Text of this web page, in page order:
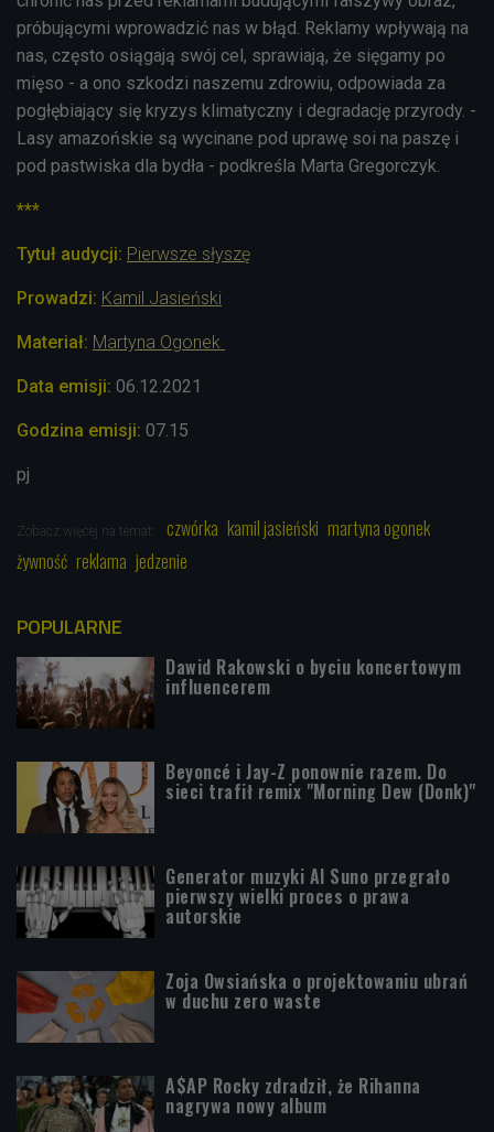
próbującymi wprowadzić nas w błąd. Reklamy wpływają na
nas, często osiągają swój cel, sprawiają, że sięgamy po
mięso - a ono szkodzi naszemu zdrowiu, odpowiada za
pogłębiający się kryzys klimatyczny i degradację przyrody. -
Lasy amazońskie są wycinane pod uprawę soi na paszę i
pod pastwiska dla bydła - podkreśla Marta Gregorczyk.
***
Tytuł audycji: Pierwsze słyszę
Prowadzi: Kamil Jasieński
Materiał: Martyna Ogonek
Data emisji: 06.12.2021
Godzina emisji: 07.15
pj
Zobacz więcej na temat: czwórka kamil jasieński martyna ogonek
żywność reklama jedzenie
POPULARNE
Dawid Rakowski o byciu koncertowym
influencerem
Beyoncé i Jay-Z ponownie razem. Do
sieci trafił remix "Morning Dew (Donk)"
Generator muzyki AI Suno przegrało
pierwszy wielki proces o prawa
autorskie
Zoja Owsiańska o projektowaniu ubrań
w duchu zero waste
A$AP Rocky zdradził, że Rihanna
nagrywa nowy album